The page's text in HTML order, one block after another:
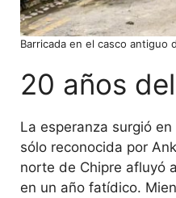
Barricada en el casco antiguo
20 años
La esperanza surgió
sólo reconocida por
norte de Chipre afluyó
en un año fatídico.